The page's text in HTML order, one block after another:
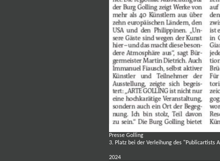
Presse Golling
3. Platz bei der Verleihung des "Publicartists
2024